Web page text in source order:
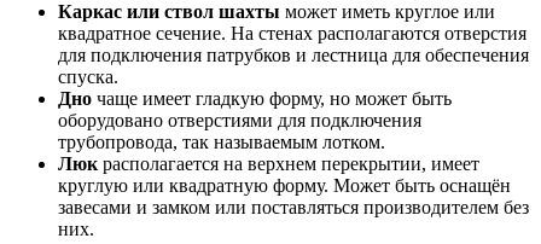
Каркас или ствол шахты может иметь круглое или
квадратное сечение. На стенах располагаются отверстия
для подключения патрубков и лестница для обеспечения
спуска.
Дно чаще имеет гладкую форму, но может быть
оборудовано отверстиями для подключения
трубопровода, так называемым лотком.
Люкрасполагается на верхнем перекрытии, имеет
круглую или квадратную форму. Может быть оснащён
завесами и замком или поставляться производителем без
них.